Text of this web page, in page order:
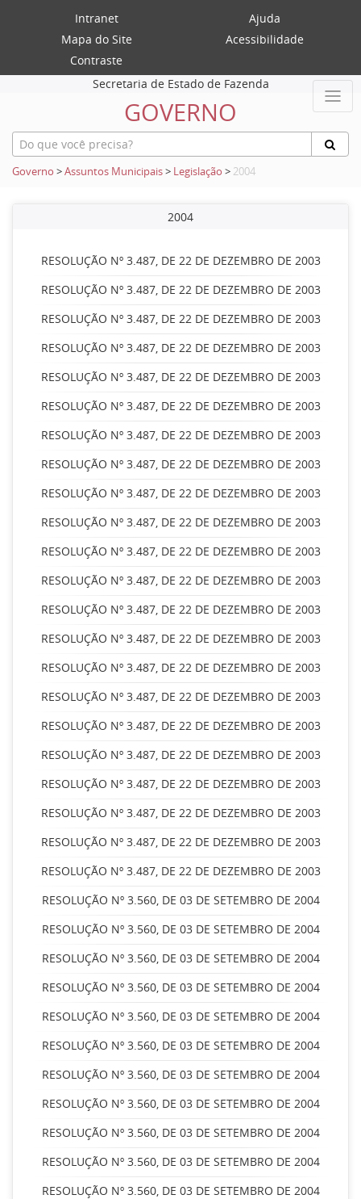
Intranet
Ajuda
Mapa do Site
Acessibilidade
Contraste
Secretaria de Estado de Fazenda
GOVERNO
Governo >Assuntos Municipais> Legislação > 2004
2004
RESOLUÇÃO Nº 3.487, DE 22 DE DEZEMBRO DE 2003
RESOLUÇÃO Nº 3.487, DE 22 DE DEZEMBRO DE 2003
RESOLUÇÃO Nº 3.487, DE 22 DE DEZEMBRO DE 2003
RESOLUÇÃO Nº 3.487, DE 22 DE DEZEMBRO DE 2003
RESOLUÇÃO Nº 3.487, DE 22 DE DEZEMBRO DE 2003
RESOLUÇÃO Nº 3.487, DE 22 DE DEZEMBRO DE 2003
RESOLUÇÃO Nº 3.487, DE 22 DE DEZEMBRO DE 2003
RESOLUÇÃO Nº 3.487, DE 22 DE DEZEMBRO DE 2003
RESOLUÇÃO Nº 3.487, DE 22 DE DEZEMBRO DE 2003
RESOLUÇÃO Nº 3.487, DE 22 DE DEZEMBRO DE 2003
RESOLUÇÃO Nº 3.487, DE 22 DE DEZEMBRO DE 2003
RESOLUÇÃO Nº 3.487, DE 22 DE DEZEMBRO DE 2003
RESOLUÇÃO Nº 3.487, DE 22 DE DEZEMBRO DE 2003
RESOLUÇÃO Nº 3.487, DE 22 DE DEZEMBRO DE 2003
RESOLUÇÃO Nº 3.487, DE 22 DE DEZEMBRO DE 2003
RESOLUÇÃO Nº 3.487, DE 22 DE DEZEMBRO DE 2003
RESOLUÇÃO Nº 3.487, DE 22 DE DEZEMBRO DE 2003
RESOLUÇÃO Nº 3.487, DE 22 DE DEZEMBRO DE 2003
RESOLUÇÃO Nº 3.487, DE 22 DE DEZEMBRO DE 2003
RESOLUÇÃO Nº 3.487, DE 22 DE DEZEMBRO DE 2003
RESOLUÇÃO Nº 3.487, DE 22 DE DEZEMBRO DE 2003
RESOLUÇÃO Nº 3.487, DE 22 DE DEZEMBRO DE 2003
RESOLUÇÃO Nº 3.560, DE 03 DE SETEMBRO DE 2004
RESOLUÇÃO Nº 3.560, DE 03 DE SETEMBRO DE 2004
RESOLUÇÃO Nº 3.560, DE 03 DE SETEMBRO DE 2004
RESOLUÇÃO Nº 3.560, DE 03 DE SETEMBRO DE 2004
RESOLUÇÃO Nº 3.560, DE 03 DE SETEMBRO DE 2004
RESOLUÇÃO Nº 3.560, DE 03 DE SETEMBRO DE 2004
RESOLUÇÃO Nº 3.560, DE 03 DE SETEMBRO DE 2004
RESOLUÇÃO Nº 3.560, DE 03 DE SETEMBRO DE 2004
RESOLUÇÃO Nº 3.560, DE 03 DE SETEMBRO DE 2004
RESOLUÇÃO Nº 3.560, DE 03 DE SETEMBRO DE 2004
RESOLUÇÃO Nº 3.560, DE 03 DE SETEMBRO DE 2004